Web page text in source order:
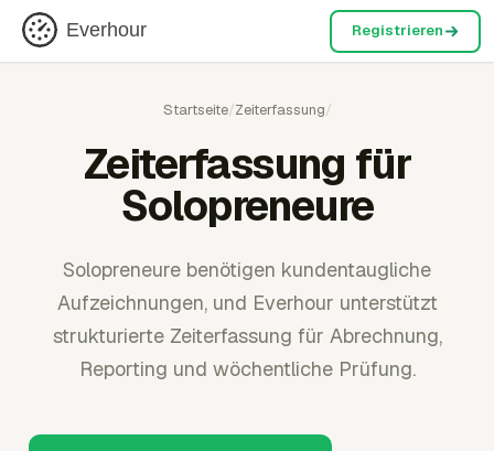
Everhour Registrieren
Startseite/Zeiterfassung/
Zeiterfassung für
Solopreneure
Solopreneure benötigen kundentaugliche
Aufzeichnungen, und Everhour unterstützt
strukturierte Zeiterfassung für Abrechnung,
Reporting und wöchentliche Prüfung.